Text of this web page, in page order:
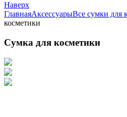
Наверх
ГлавнаяАксессуарыВсе сумки для
косметики
Сумка для косметики